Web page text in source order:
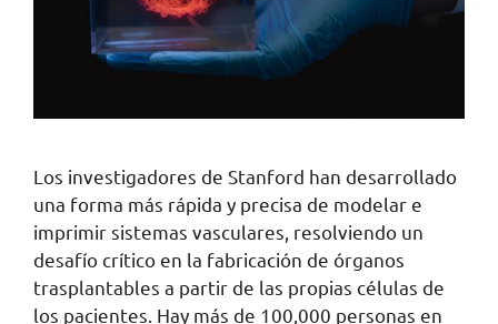
Los investigadores de Stanford han desarrollado
una forma más rápida y precisa de modelar e
imprimir sistemas vasculares, resolviendo un
desafío crítico en la fabricación de órganos
trasplantables a partir de las propias células de
los pacientes. Hay más de 100,000 personas en